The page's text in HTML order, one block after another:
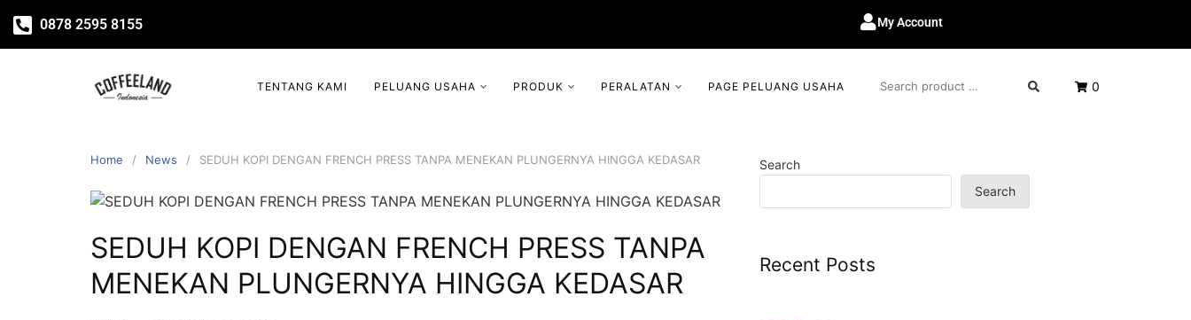
0878 2595 8155 My Account
0
TENTANG KAMI PELUANG USAHA PRODUK PERALATAN PAGE PELUANG USAHA
Home News SEDUH KOPI DENGAN FRENCH PRESS TANPA MENEKAN PLUNGERNYA HINGGA KEDASAR
SEDUH KOPI DENGAN FRENCH PRESS TANPA
MENEKAN PLUNGERNYA HINGGA KEDASAR
Search
Search
Recent Posts